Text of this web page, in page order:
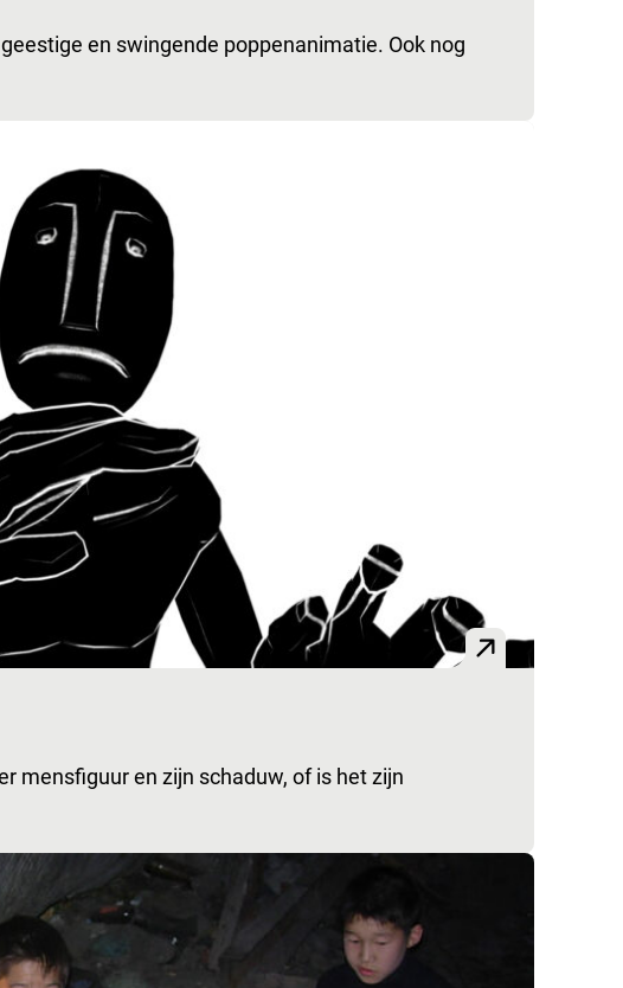
en swingende poppenanimatie. Ook nog
mensfiguur en zijn schaduw, of is het zijn